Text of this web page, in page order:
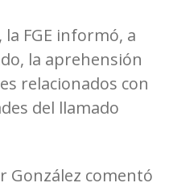
la FGE informó, a
la aprehensión
relacionados con
del llamado
González comentó